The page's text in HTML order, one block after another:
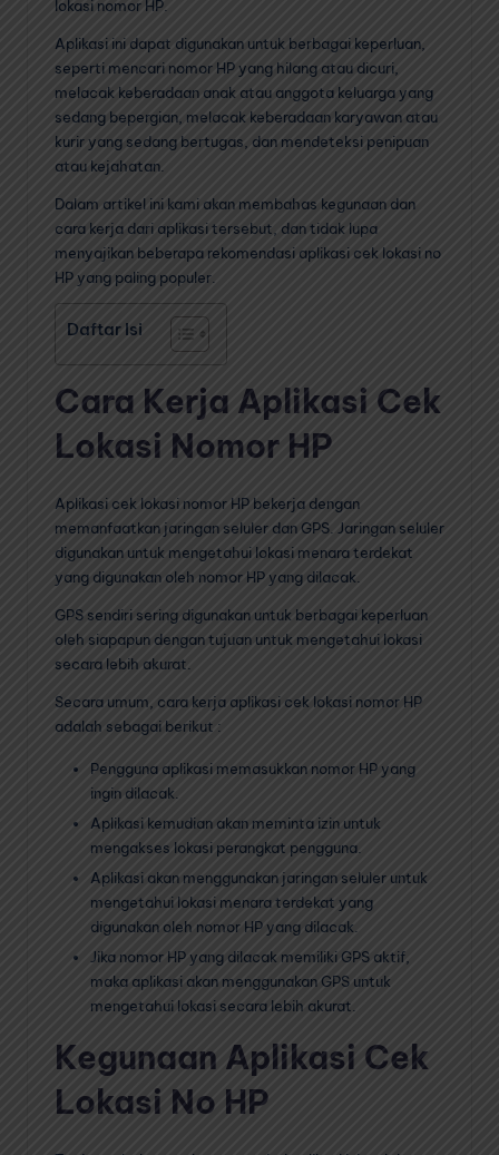
lokasi nomor HP.
Aplikasi ini dapat digunakan untuk berbagai keperluan,
seperti mencari nomor HP yang hilang atau dicuri,
melacak keberadaan anak atau anggota keluarga yang
sedang bepergian, melacak keberadaan karyawan atau
kurir yang sedang bertugas, dan mendeteksi penipuan
atau kejahatan.
Dalam artikel ini kami akan membahas kegunaan dan
cara kerja dari aplikasi tersebut, dan tidak lupa
menyajikan beberapa rekomendasi aplikasi cek lokasi no
HP yang paling populer.
Daftar Isi
Cara Kerja Aplikasi Cek
Lokasi Nomor HP
Aplikasi cek lokasi nomor HP bekerja dengan
memanfaatkan jaringan seluler dan GPS. Jaringan seluler
digunakan untuk mengetahui lokasi menara terdekat
yang digunakan oleh nomor HP yang dilacak.
GPS sendiri sering digunakan untuk berbagai keperluan
oleh siapapun dengan tujuan untuk mengetahui lokasi
secara lebih akurat.
Secara umum, cara kerja aplikasi cek lokasi nomor HP
adalah sebagai berikut :
Pengguna aplikasi memasukkan nomor HP yang
ingin dilacak.
Aplikasi kemudian akan meminta izin untuk
mengakses lokasi perangkat pengguna.
Aplikasi akan menggunakan jaringan seluler untuk
mengetahui lokasi menara terdekat yang
digunakan oleh nomor HP yang dilacak.
Jika nomor HP yang dilacak memiliki GPS aktif,
maka aplikasi akan menggunakan GPS untuk
mengetahui lokasi secara lebih akurat.
Kegunaan Aplikasi Cek
Lokasi No HP